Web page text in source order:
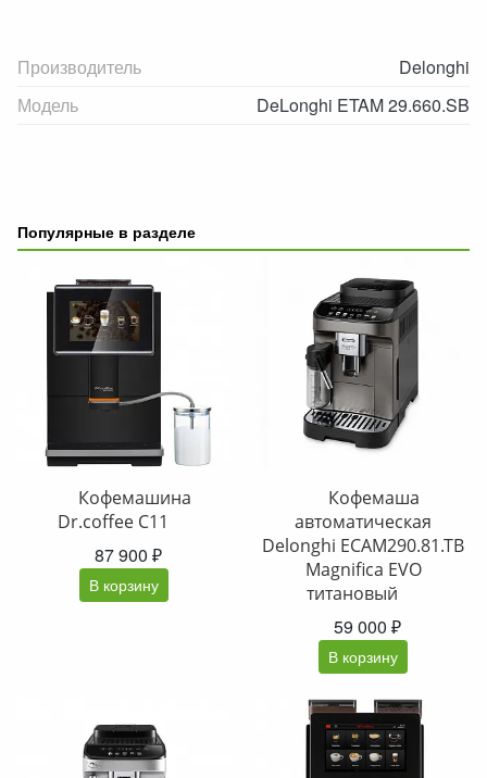
Производитель
Delonghi
Модель
DeLonghi ETAM 29.660.SB
Популярные в разделе
Кофемашина
Dr.coffee C11
87 900 ₽
В корзину
Кофемаша
автоматическая
Delonghi ECAM290.81.TB
Magnifica EVO
титановый
59 000 ₽
В корзину